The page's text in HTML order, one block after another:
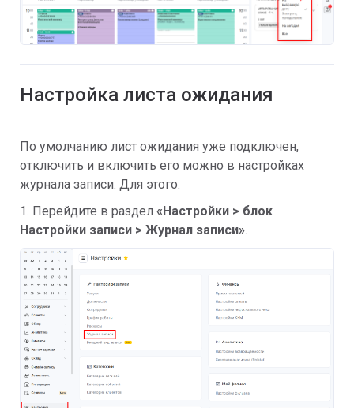
Настройка листа ожидания
По умолчанию лист ожидания уже подключен,
отключить и включить его можно в настройках
журнала записи. Для этого:
1. Перейдите в раздел «Настройки > блок
Настройки записи > Журнал записи».